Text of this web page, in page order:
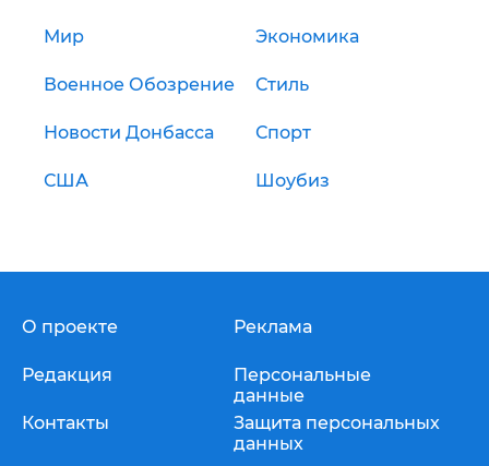
Мир Экономика
Военное Обозрение Стиль
Новости Донбасса Спорт
США Шоубиз
О проекте
Редакция
Контакты
Реклама
Персональные
данные
Защита персональных
данных